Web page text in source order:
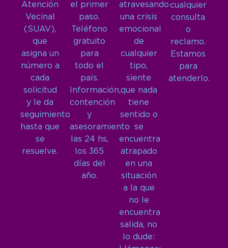
Atención
Vecinal
(SUAV),
que
asigna un
número a
cada
solicitud
y le da
seguimiento
hasta que
se
resuelve.
el primer
paso.
Teléfono
gratuito
para
todo el
país.
Información,
contención
y
asesoramiento
las 24 hs,
los 365
días del
año.
atravesando
una crisis
emocional
de
cualquier
tipo,
siente
que nada
tiene
sentido o
se
encuentra
atrapado
en una
situación
a la que
no le
encuentra
salida, no
lo dude:
cualquier
consulta
o
reclamo.
Estamos
para
atenderlo.